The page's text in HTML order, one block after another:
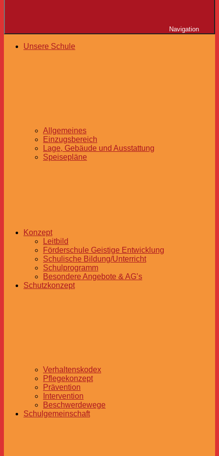
Navigation
Unsere Schule
Allgemeines
Einzugsbereich
Lage, Gebäude und Ausstattung
Speisepläne
Konzept
Leitbild
Förderschule Geistige Entwicklung
Schulische Bildung/Unterricht
Schulprogramm
Besondere Angebote & AG’s
Schutzkonzept
Verhaltenskodex
Pflegekonzept
Prävention
Intervention
Beschwerdewege
Schulgemeinschaft